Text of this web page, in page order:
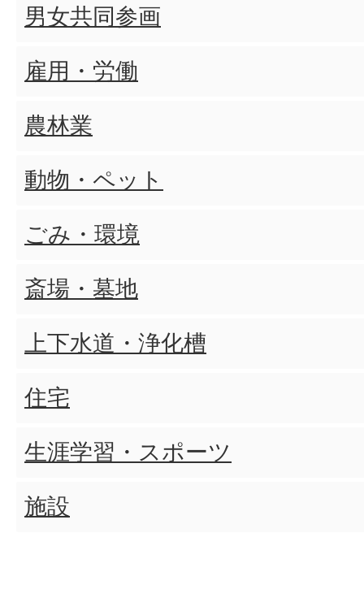
入手できますか?
公売保証金納付申込書はどこ
共同入札者持分内訳書はどこ
か?
か?
手できますか?
共有合意書はどこで入手でき
男女共同参画
雇用・労働
農林業
動物・ペット
ごみ・環境
斎場・墓地
上下水道・浄化槽
住宅
生涯学習・スポーツ
施設